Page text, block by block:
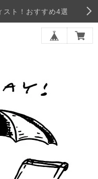
スト！おすすめ4選